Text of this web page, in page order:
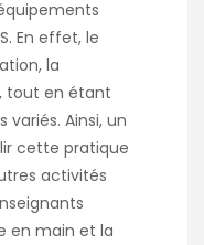
En effet, le
la
tout en étant
variés. Ainsi, un
cette pratique
activités
en main et la